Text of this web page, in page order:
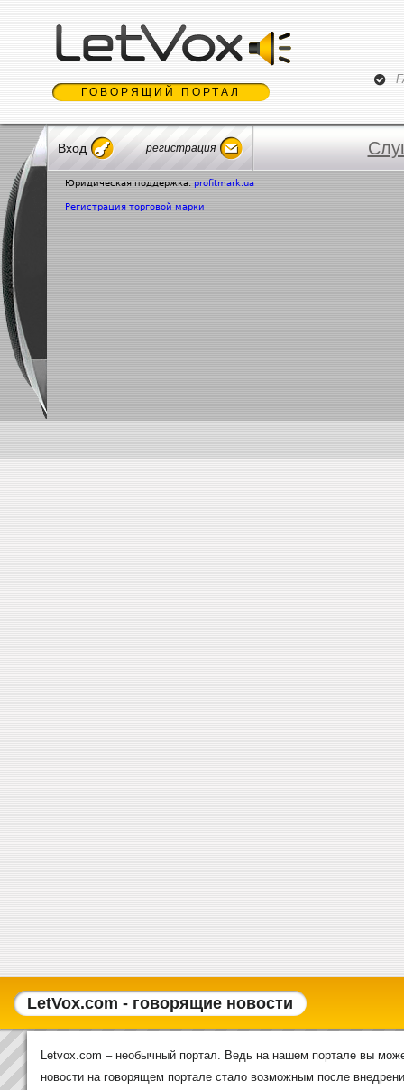
ГОВОРЯЩИЙ ПОРТАЛ
Вход регистрация
Юридическая поддержка: profitmark.ua
Регистрация торговой марки
LetVox.com - говорящие новости
Letvox.com – необычный портал. Ведь на нашем портале вы
новости на говорящем портале стало возможным после